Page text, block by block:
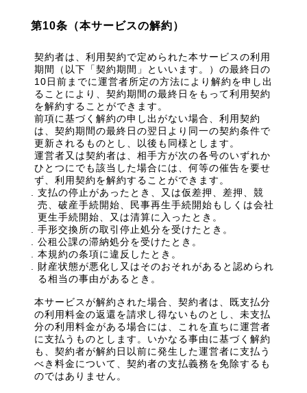
第10条（本サービスの解約）
契約者は、利用契約で定められた本サービスの利用
期間（以下「契約期間」といいます。）の最終日の
10日前までに運営者所定の方法により解約を申し出
ることにより、契約期間の最終日をもって利用契約
を解約することができます。
前項に基づく解約の申し出がない場合、利用契約
は、契約期間の最終日の翌日より同一の契約条件で
更新されるものとし、以後も同様とします。
運営者又は契約者は、相手方が次の各号のいずれか
ひとつにでも該当した場合には、何等の催告を要せ
ず、利用契約を解約することができます。
支払の停止があったとき、又は仮差押、差押、競
売、破産手続開始、民事再生手続開始もしくは会社
更生手続開始、又は清算に入ったとき。
手形交換所の取引停止処分を受けたとき。
公租公課の滞納処分を受けたとき。
本規約の条項に違反したとき。
財産状態が悪化し又はそのおそれがあると認められ
る相当の事由があるとき。
本サービスが解約された場合、契約者は、既支払分
の利用料金の返還を請求し得ないものとし、未支払
分の利用料金がある場合には、これを直ちに運営者
に支払うものとします。いかなる事由に基づく解約
も、契約者が解約日以前に発生した運営者に支払う
べき料金について、契約者の支払義務を免除するも
のではありません。